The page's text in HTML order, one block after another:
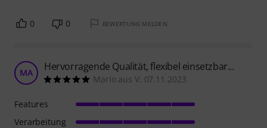
0 0 BEWERTUNG MELDEN
MA Hervorragende Qualität, flexibel einsetzbar...
Mario aus V. 07.11.2023
Features
Verarbeitung